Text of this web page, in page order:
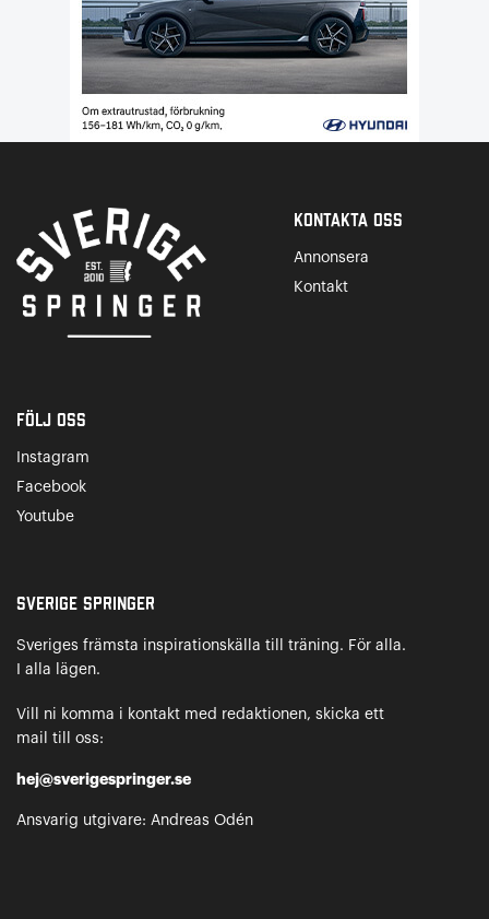
Kontakta Oss
Annonsera
Kontakt
Följ oss
Instagram
Facebook
Youtube
Sverige Springer
Sveriges främsta inspirationskälla till träning. För alla.
I alla lägen.
Vill ni komma i kontakt med redaktionen, skicka ett
mail till oss:
hej@sverigespringer.se
Ansvarig utgivare: Andreas Odén